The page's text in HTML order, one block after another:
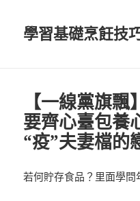
學習基礎烹飪技
【一線黨旗
要齊心臺包養
“疫”夫妻檔的
若何貯存食品？里面學問